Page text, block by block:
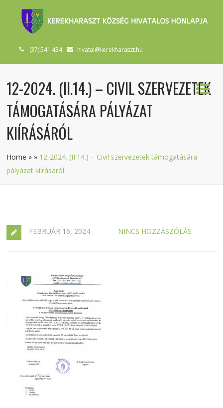
(37) 541 434 hivatal@kerekharaszt.hu
12-2024. (II.14.) – CIVIL SZERVEZETEK
TÁMOGATÁSÁRA PÁLYÁZAT
KIÍRÁSÁRÓL
Home » » 12-2024. (II.14.) – Civil szervezetek támogatására
pályázat kiírásáról
FEBRUÁR 16, 2024 NINCS HOZZÁSZÓLÁS